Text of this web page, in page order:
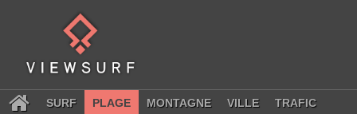
SURF PLAGE MONTAGNE VILLE TRAFIC